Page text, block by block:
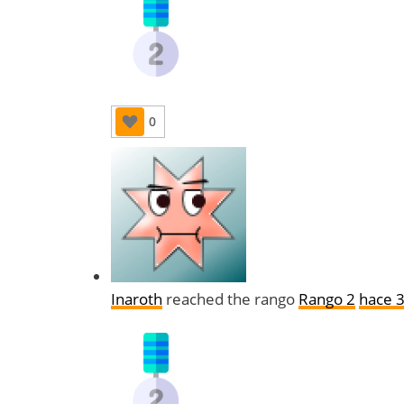
0
Inaroth reached the rango Rango 2 hace